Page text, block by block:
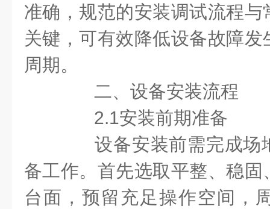
准确，规范的安装调试流程
关键，可有效降低设备故障
周期。
二、设备安装流程
2.1安装前期准备
设备安装前需完成场
备工作。首先选取平整、稳
台面，预留充足操作空间，